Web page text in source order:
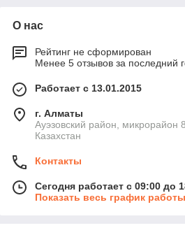
О нас
Рейтинг не сформирован
Менее 5 отзывов за последний
Работает с 13.01.2015
г. Алматы
Ауэзовский район,
Казахстан
Контакты
Сегодня работает с 09:00 до
Показать весь график работы